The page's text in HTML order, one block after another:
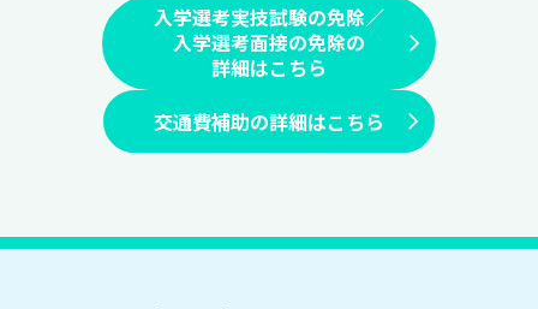
入学選考実技試験の免除／
入学選考面接の免除の
詳細はこちら
交通費補助の詳細はこちら